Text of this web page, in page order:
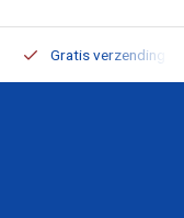
Gratis verzending